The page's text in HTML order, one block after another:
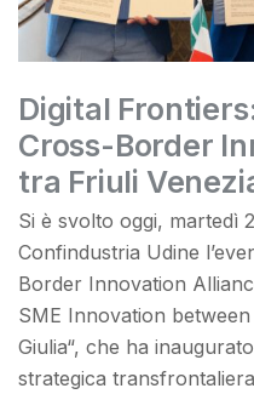
Digital
Cross-Border
tra Friuli
Si è svolto oggi, martedì
Confindustria Udine
Border Innovation
SME Innovation
Giulia“, che ha
strategica